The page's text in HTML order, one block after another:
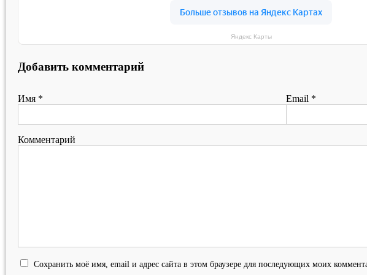
Яндекс Карты
Добавить комментарий
Имя * Email *
Комментарий
Сохранить моё имя, email и адрес сайта в этом браузере для последующих моих